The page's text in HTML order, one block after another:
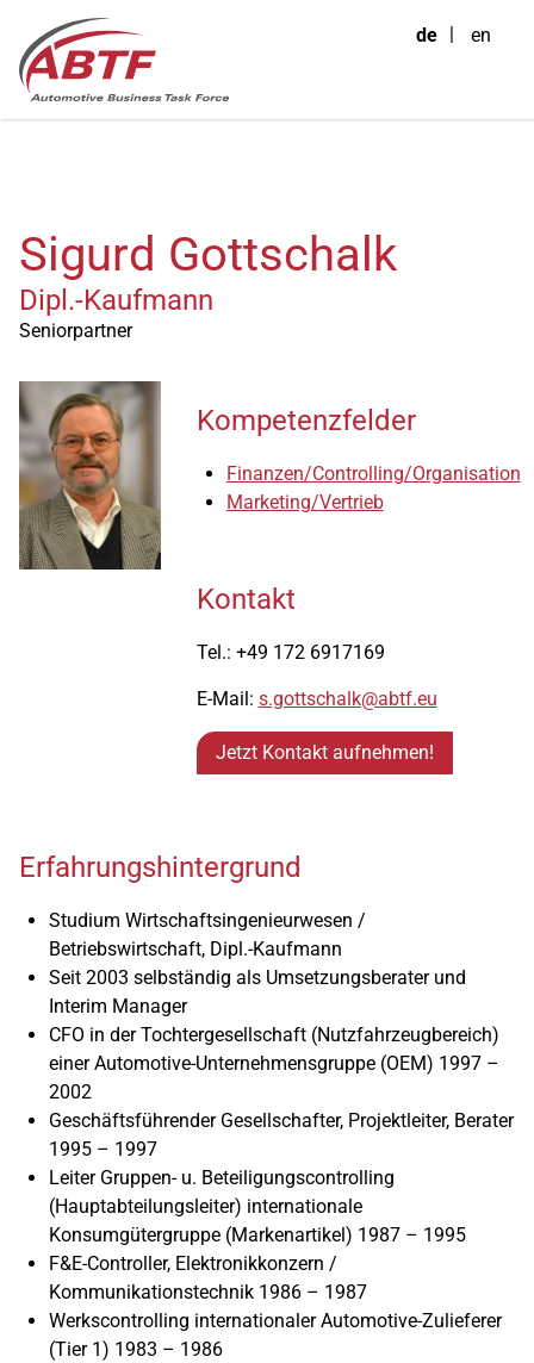
de en
Sigurd Gottschalk
Dipl.-Kaufmann
Seniorpartner
Kompetenzfelder
Finanzen/Controlling/Organisation
Marketing/Vertrieb
Kontakt
Tel.: +49 172 6917169
E-Mail: s.gottschalk@abtf.eu
Jetzt Kontakt aufnehmen!
Erfahrungshintergrund
Studium Wirtschaftsingenieurwesen /
Betriebswirtschaft, Dipl.-Kaufmann
Seit 2003 selbständig als Umsetzungsberater und
Interim Manager
CFO in der Tochtergesellschaft (Nutzfahrzeugbereich)
einer Automotive-Unternehmensgruppe (OEM) 1997 –
2002
Geschäftsführender Gesellschafter, Projektleiter, Berater
1995 – 1997
Leiter Gruppen- u. Beteiligungscontrolling
(Hauptabteilungsleiter) internationale
Konsumgütergruppe (Markenartikel) 1987 – 1995
F&E-Controller, Elektronikkonzern /
Kommunikationstechnik 1986 – 1987
Werkscontrolling internationaler Automotive-Zulieferer
(Tier 1) 1983 – 1986